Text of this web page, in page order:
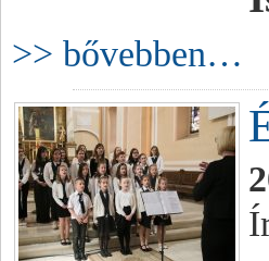
>> bővebben…